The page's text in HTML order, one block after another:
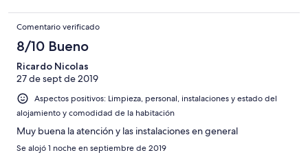
Que la habitación de al lado era una "suite" y no se les podía
molestar. EN NINGUN MOMENTO LES LLAMARON LA
ATENCIÓN. Me rehubicaron en la otra punta del hotel(una
habitación mas grande, eso si) . ATENCIÓN: La habitación que
yo tenía era la 009 y la suite es la 010.
Comentario verificado
8/10 Bueno
Ricardo Nicolas
27 de sept de 2019
Aspectos positivos: Limpieza, personal, instalaciones y estado del
alojamiento y comodidad de la habitación
Muy buena la atención y las instalaciones en general
Se alojó 1 noche en septiembre de 2019